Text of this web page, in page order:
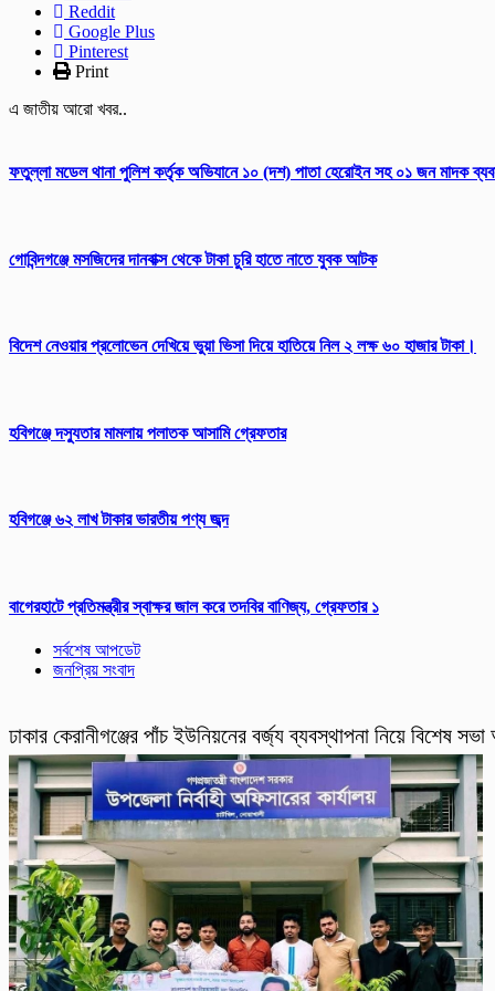
Reddit
Google Plus
Pinterest
Print
এ জাতীয় আরো খবর..
ফতুল্লা মডেল থানা পুলিশ কর্তৃক অভিযানে ১০ (দশ) পাতা হেরোইন সহ ০১ জন মাদক
গোবিন্দগঞ্জে মসজিদের দানবাক্স থেকে টাকা চুরি হাতে নাতে যুবক আটক
বিদেশ নেওয়ার প্রলোভেন দেখিয়ে ভুয়া ভিসা দিয়ে হাতিয়ে নিল ২ লক্ষ ৬০ হাজার টাকা।
হবিগঞ্জে দস্যুতার মামলায় পলাতক আসামি গ্রেফতার
হবিগঞ্জে ৬২ লাখ টাকার ভারতীয় পণ্য জব্দ
‎বাগেরহাটে প্রতিমন্ত্রীর স্বাক্ষর জাল করে তদবির বাণিজ্য, গ্রেফতার ১
সর্বশেষ আপডেট
জনপ্রিয় সংবাদ
ঢাকার কেরানীগঞ্জের পাঁচ ইউনিয়নের বর্জ্য ব্যবস্থাপনা নিয়ে বিশেষ সভা